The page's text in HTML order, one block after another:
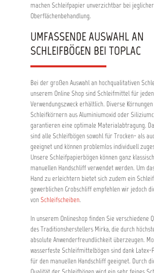
machen Schleifpapier unverzichtbar bei jeglicher
Oberflächenbehandlung.
UMFASSENDE AUSWAHL AN
SCHLEIFBÖGEN BEI TOPLAC
Bei der großen Auswahl an hochqualitativen
unserem Online Shop sind Schleifmittel für jeden
Verwendungszweck erhältlich. Diverse
Schleifkörnern aus Aluminiumoxid oder
garantieren eine optimale Materialabtragung.
sind alle Schleifbögen sowohl für Trocken- als
geeignet und können problemlos individuell
Unsere Schleifpapierbögen können ganz
manuellen Handschliff verwendet werden. Um
Hand zu erleichtern bietet sich zudem ein
gewerblichen Grobschliff empfehlen wir jedoch
vonSchleifscheiben.
In unserem Onlineshop finden Sie verschiedene
des Traditionsherstellers Mirka, die durch
absolute Anwenderfreundlichkeit überzeugen.
wasserfeste Schleifmittelbögen sind dank Latex-
für den manuellen Handschliff geeignet. Durch